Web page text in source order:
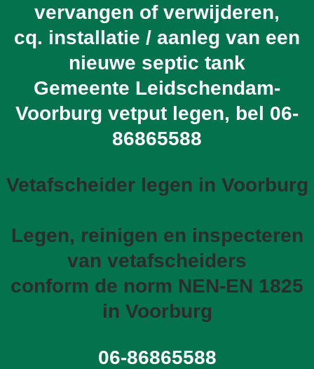
vervangen of verwijderen,
cq. installatie / aanleg van een
nieuwe septic tank
Gemeente Leidschendam-
Voorburg vetput legen, bel 06-
86865588
Vetafscheider legen in Voorburg
Legen, reinigen en inspecteren
van vetafscheiders
conform de norm NEN-EN 1825
in Voorburg
06-86865588